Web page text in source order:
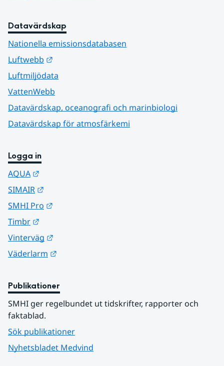
Datavärdskap
Nationella emissionsdatabasen
Luftwebb
Luftmiljödata
VattenWebb
Datavärdskap, oceanografi och marinbiologi
Datavärdskap för atmosfärkemi
Logga in
AQUA
SIMAIR
SMHI Pro
Timbr
Vinterväg
Väderlarm
Publikationer
SMHI ger regelbundet ut tidskrifter, rapporter och
faktablad.
Sök publikationer
Nyhetsbladet Medvind